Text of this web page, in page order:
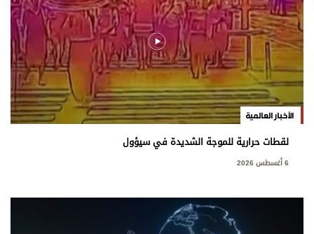
الأخبار العالمية
لقطات حرارية للموجة الشديدة في سيؤول
6 أغسطس 2026